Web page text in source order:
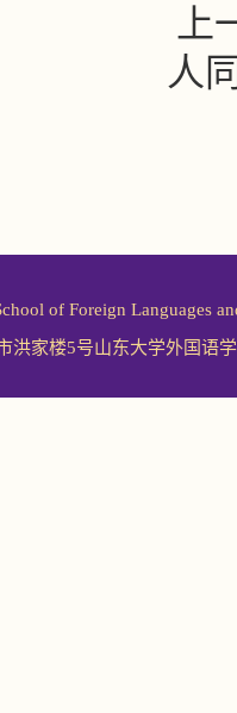
上
人
of Foreign Languages
洪家楼5号山东大学外国语